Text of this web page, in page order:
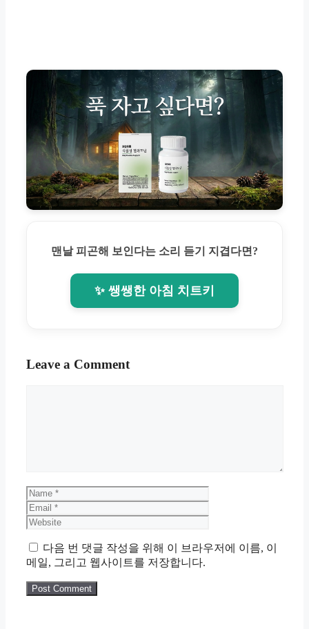
맨날 피곤해 보인다는 소리 듣기 지겹다면?
✨ 쌩쌩한 아침 치트키
Leave a Comment
Name
다음 번 댓글 작성을 위해 이 브라우저에 이름, 이
메일, 그리고 웹사이트를 저장합니다.